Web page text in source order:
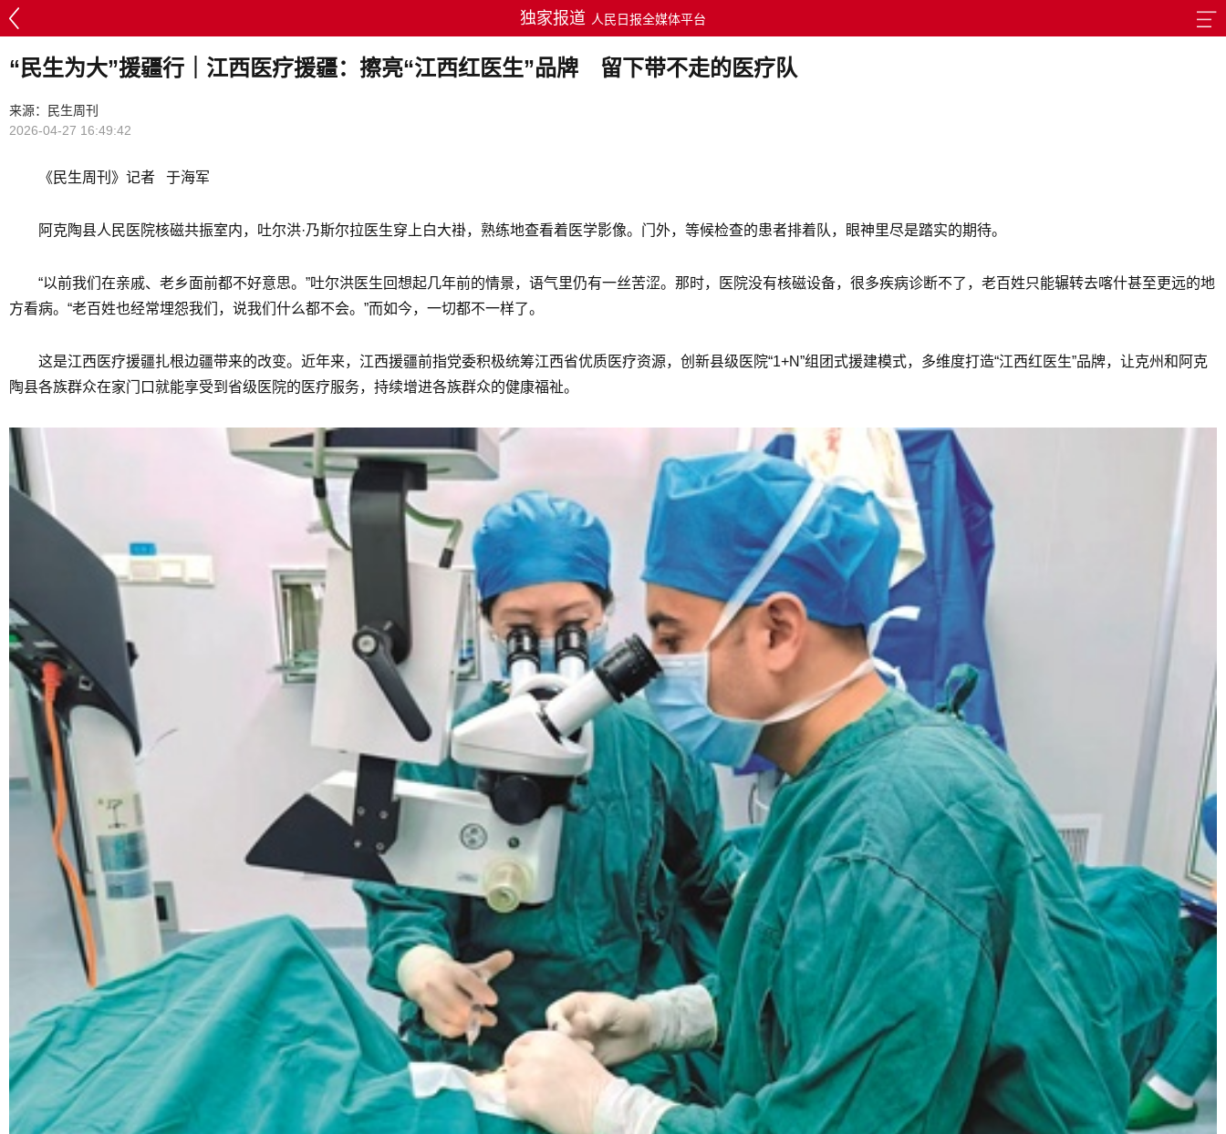
独家报道 人民日报全媒体平台
“民生为大”援疆行｜江西医疗援疆：擦亮“江西红医生”品牌 留下带不走的医疗队
来源：民生周刊
2026-04-27 16:49:42
《民生周刊》记者 于海军
阿克陶县人民医院核磁共振室内，吐尔洪·乃斯尔拉医生穿上白大褂，熟练地查看着医学影像。门外，等候检查的患者排着队，眼神里尽是踏实的期待。
“以前我们在亲戚、老乡面前都不好意思。”吐尔洪医生回想起几年前的情景，语气里仍有一丝苦涩。那时，医院没有核磁设备，很多疾病诊断不了，老百姓只能辗转去喀什甚至更远的地
方看病。“老百姓也经常埋怨我们，说我们什么都不会。”而如今，一切都不一样了。
这是江西医疗援疆扎根边疆带来的改变。近年来，江西援疆前指党委积极统筹江西省优质医疗资源，创新县级医院“1+N”组团式援建模式，多维度打造“江西红医生”品牌，让克州和阿克
陶县各族群众在家门口就能享受到省级医院的医疗服务，持续增进各族群众的健康福祉。